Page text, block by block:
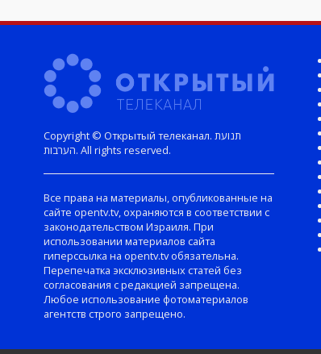
Copyright © Открытый телеканал. תנועת
הערבות. All rights reserved.
Все права на материалы, опубликованные на
сайте opentv.tv, охраняются в соответствии с
законодательством Израиля. При
использовании материалов сайта
гиперссылка на opentv.tv обязательна.
Перепечатка эксклюзивных статей без
согласования с редакцией запрещена.
Любое использование фотоматериалов
агентств строго запрещено.